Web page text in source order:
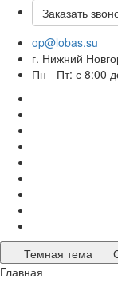
Заказать
op@lobas.su
г. Нижний
Пн - Пт: с 8:00
Темная тема
Главная